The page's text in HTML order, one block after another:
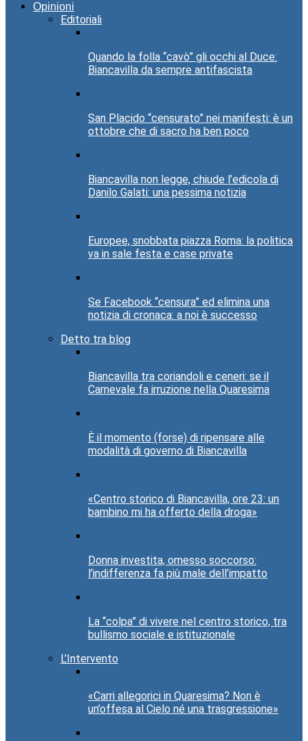
Opinioni
Editoriali
Quando la folla “cavò” gli occhi al Duce:
Biancavilla da sempre antifascista
San Placido “censurato” nei manifesti: è un
ottobre che di sacro ha ben poco
Biancavilla non legge, chiude l’edicola di
Danilo Galati: una pessima notizia
Europee, snobbata piazza Roma: la politica
va in sale festa e case private
Se Facebook “censura” ed elimina una
notizia di cronaca: a noi è successo
Detto tra blog
Biancavilla tra coriandoli e ceneri: se il
Carnevale fa irruzione nella Quaresima
È il momento (forse) di ripensare alle
modalità di governo di Biancavilla
«Centro storico di Biancavilla, ore 23: un
bambino mi ha offerto della droga»
Donna investita, omesso soccorso:
l’indifferenza fa più male dell’impatto
La “colpa” di vivere nel centro storico, tra
bullismo sociale e istituzionale
L’Intervento
«Carri allegorici in Quaresima? Non è
un’offesa al Cielo né una trasgressione»